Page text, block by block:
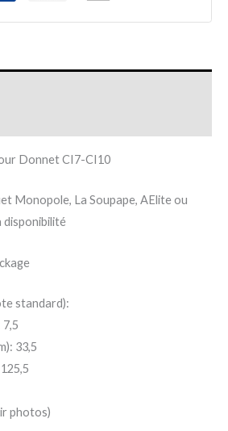
Donnet CI7-CI10
Monopole, La Soupape, AElite ou
disponibilité
standard):
33,5
photos)